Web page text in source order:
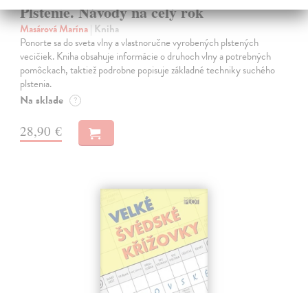
Plstenie. Návody na celý rok
Masárová Marína | Kniha
Ponorte sa do sveta vlny a vlastnoručne vyrobených plstených
vecičiek. Kniha obsahuje informácie o druhoch vlny a potrebných
pomôckach, taktiež podrobne popisuje základné techniky suchého
plstenia.
Na sklade ?
28,90 €